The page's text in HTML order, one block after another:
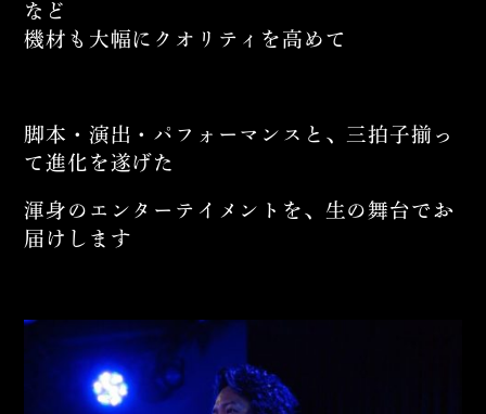
など
機材も大幅にクオリティを高めて
脚本・演出・パフォーマンスと、三拍子揃っ
て進化を遂げた
渾身のエンターテイメントを、生の舞台でお
届けします